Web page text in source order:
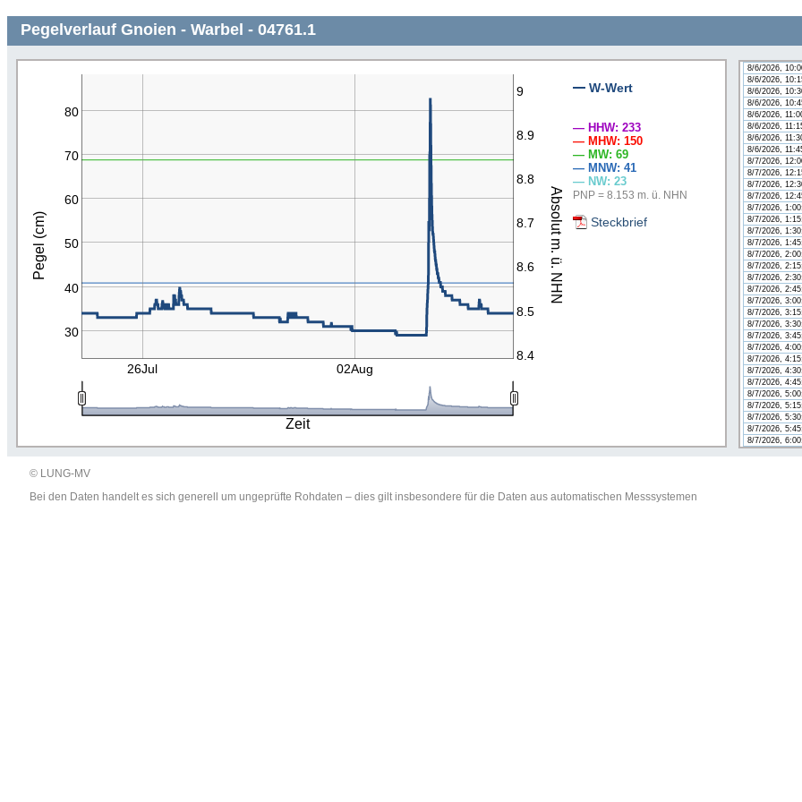
Pegelverlauf Gnoien - Warbel - 04761.1
Zeit
Pegel (cm) Absolut m. ü. NHN
30
40
50
60
70
80
8.4
8.5
8.6
8.7
8.8
8.9
9
26Jul 02Aug
W-Wert
— HHW: 233
— MHW: 150
— MW: 69
— MNW: 41
— NW: 23
PNP = 8.153 m. ü. NHN
Steckbrief
8/6/2026,
8/6/2026,
8/6/2026,
8/6/2026,
8/6/2026,
8/6/2026,
8/6/2026,
8/6/2026,
8/6/2026,
8/7/2026,
8/7/2026,
8/7/2026,
8/7/2026,
8/7/2026,
8/7/2026,
8/7/2026,
8/7/2026,
8/7/2026,
8/7/2026,
8/7/2026,
8/7/2026,
8/7/2026,
8/7/2026,
8/7/2026,
8/7/2026,
8/7/2026,
8/7/2026,
8/7/2026,
8/7/2026,
8/7/2026,
8/7/2026,
8/7/2026,
8/7/2026,
8/7/2026,
© LUNG-MV
Bei den Daten handelt es sich generell um ungeprüfte Rohdaten – dies gilt insbesondere für die Daten aus automatischen Messsystemen